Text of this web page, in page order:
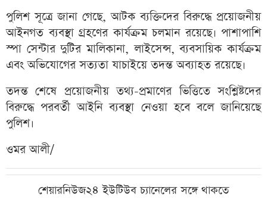
পুলিশ সূত্রে জানা গেছে, আটক ব্যক্তিদের বিরুদ্ধে প্রয়োজনীয়
আইনগত ব্যবস্থা গ্রহণের কার্যক্রম চলমান রয়েছে। পাশাপাশি
স্পা সেন্টার দুটির মালিকানা, লাইসেন্স, ব্যবসায়িক কার্যক্রম
এবং অভিযোগের সত্যতা যাচাইয়ে তদন্ত অব্যাহত রয়েছে।
তদন্ত শেষে প্রয়োজনীয় তথ্য-প্রমাণের ভিত্তিতে সংশ্লিষ্টদের
বিরুদ্ধে পরবর্তী আইনি ব্যবস্থা নেওয়া হবে বলে জানিয়েছে
পুলিশ।
ওমর আলী/
শেয়ারনিউজ২৪ ইউটিউব চ্যানেলের সঙ্গে থাকতে